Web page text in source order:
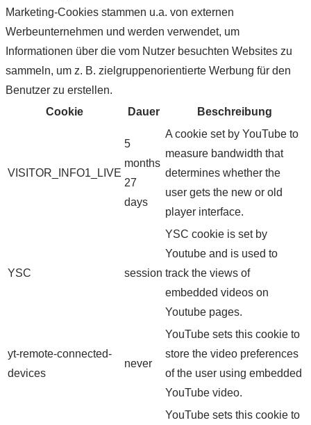
Marketing-Cookies stammen u.a. von externen
Werbeunternehmen und werden verwendet, um
Informationen über die vom Nutzer besuchten Websites zu
sammeln, um z. B. zielgruppenorientierte Werbung für den
Benutzer zu erstellen.
Cookie
Dauer Beschreibung
VISITOR_INFO1_LIVE
5
months
27
days
A cookie set by YouTube to
measure bandwidth that
determines whether the
user gets the new or old
player interface.
YSC session
YSC cookie is set by
Youtube and is used to
track the views of
embedded videos on
Youtube pages.
yt-remote-connected-
devices
never
YouTube sets this cookie to
store the video preferences
of the user using embedded
YouTube video.
YouTube sets this cookie to